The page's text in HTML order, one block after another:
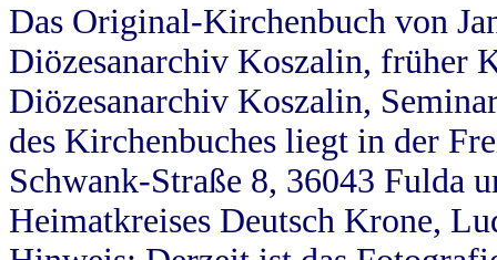
Das Original-Kirchenbuch von
Diözesanarchiv Koszalin, früher
Diözesanarchiv Koszalin,
des Kirchenbuches liegt in der
Schwank-Straße 8, 36043 Fulda
Heimatkreises Deutsch Krone,